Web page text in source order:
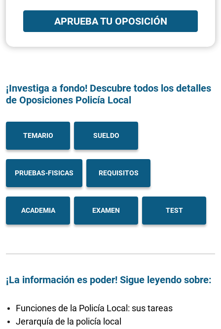
APRUEBA TU OPOSICIÓN
¡Investiga a fondo! Descubre todos los detalles
de Oposiciones Policía Local
TEMARIO SUELDO
PRUEBAS-FISICAS REQUISITOS
ACADEMIA EXAMEN TEST
¡La información es poder! Sigue leyendo sobre:
Funciones de la Policía Local: sus tareas
Jerarquía de la policía local